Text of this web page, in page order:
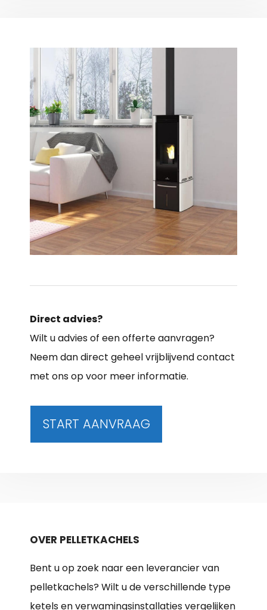
Direct advies?
Wilt u advies of een offerte aanvragen?
Neem dan direct geheel vrijblijvend contact
met ons op voor meer informatie.
START AANVRAAG
OVER PELLETKACHELS
Bent u op zoek naar een leverancier van
pelletkachels? Wilt u de verschillende type
ketels en verwamingsinstallaties vergelijken